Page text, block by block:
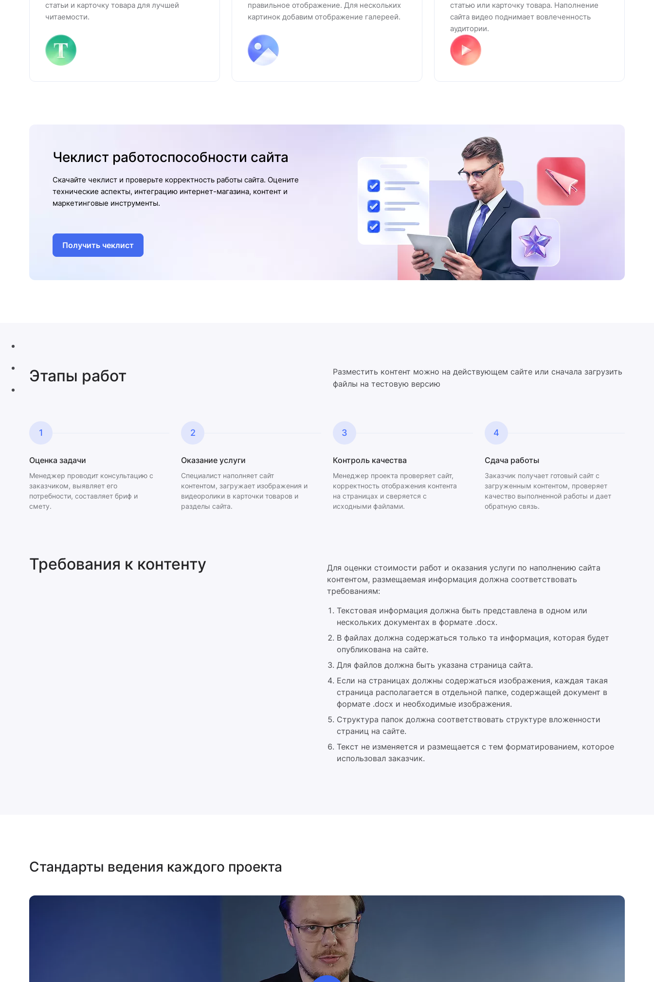
статьи и карточку товара для лучшей
читаемости.
правильное отображение. Для нескольких
картинок добавим отображение галереей.
статью или карточку товара. Наполнение
сайта видео поднимает вовлеченность
аудитории.
Чеклист работоспособности сайта
Скачайте чеклист и проверьте корректность работы сайта. Оцените
технические аспекты, интеграцию интернет-магазина, контент и
маркетинговые инструменты.
Получить чеклист
Этапы работ
Разместить контент можно на действующем сайте или сначала загрузить
файлы на тестовую версию
1
Оценка задачи
Менеджер проводит консультацию с
заказчиком, выявляет его
потребности, составляет бриф и
смету.
2
Оказание услуги
Специалист наполняет сайт
контентом, загружает изображения и
видеоролики в карточки товаров и
разделы сайта.
3
Контроль качества
Менеджер проекта проверяет сайт,
корректность отображения контента
на страницах и сверяется с
исходными файлами.
4
Сдача работы
Заказчик получает готовый сайт с
загруженным контентом, проверяет
качество выполненной работы и дает
обратную связь.
Требования к контенту
Для оценки стоимости работ и оказания услуги по наполнению сайта
контентом, размещаемая информация должна соответствовать
требованиям:
Текстовая информация должна быть представлена в одном или
нескольких документах в формате .docx.
В файлах должна содержаться только та информация, которая будет
опубликована на сайте.
Для файлов должна быть указана страница сайта.
Если на страницах должны содержаться изображения, каждая такая
страница располагается в отдельной папке, содержащей документ в
формате .docx и необходимые изображения.
Структура папок должна соответствовать структуре вложенности
страниц на сайте.
Текст не изменяется и размещается с тем форматированием, которое
использовал заказчик.
Стандарты ведения каждого проекта